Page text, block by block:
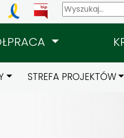
STREFA PROJEKTÓW